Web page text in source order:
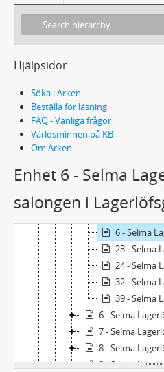
Hjälpsidor
Söka i Arken
Beställa för läsning
FAQ - Vanliga frågor
Världsminnen på KB
Om Arken
Enhet 6 - Selma
salongen i
335 - DIVERSE
336 - FOTOGRAFIER
4 - Selma
5 - Selma
2 - Selma Lagerlöf
3 - Selma
4 - Selma Lagerlöf
5 - Selma
6 - Selma
23 - Selma Lagerlöf på sin 70-
24 - Selma
32 - Selma Lagerlöf
39 - Selma
6 - Selma
7 - Selma
8 - Selma
9 - Selma